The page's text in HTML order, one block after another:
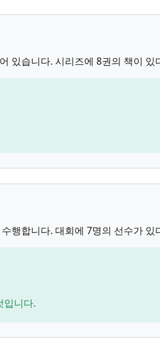
있습니다. 시리즈에 8권의 책이 있
행합니다. 대회에 7명의 선수가 있
입니다.